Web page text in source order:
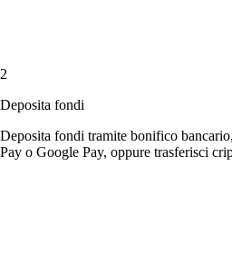
2
Deposita fondi
Deposita fondi tramite bonifico
Pay o Google Pay, oppure trasferisci